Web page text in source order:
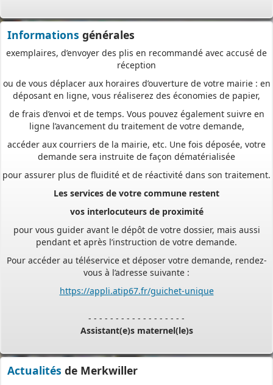
Informations générales
Plus besoin d’imprimer vos demandes en de multiples
exemplaires, d’envoyer des plis en recommandé avec accusé de
réception
ou de vous déplacer aux horaires d’ouverture de votre mairie : en
déposant en ligne, vous réaliserez des économies de papier,
de frais d’envoi et de temps. Vous pouvez également suivre en
ligne l’avancement du traitement de votre demande,
accéder aux courriers de la mairie, etc. Une fois déposée, votre
demande sera instruite de façon dématérialisée
pour assurer plus de fluidité et de réactivité dans son traitement.
Les services de votre commune restent
pendant et après l’instruction de votre demande.
Pour accéder au téléservice et déposer votre demande, rendez-
vous à l’adresse suivante :
Assistant(e)s maternel(le)s
Actualités de Merkwiller